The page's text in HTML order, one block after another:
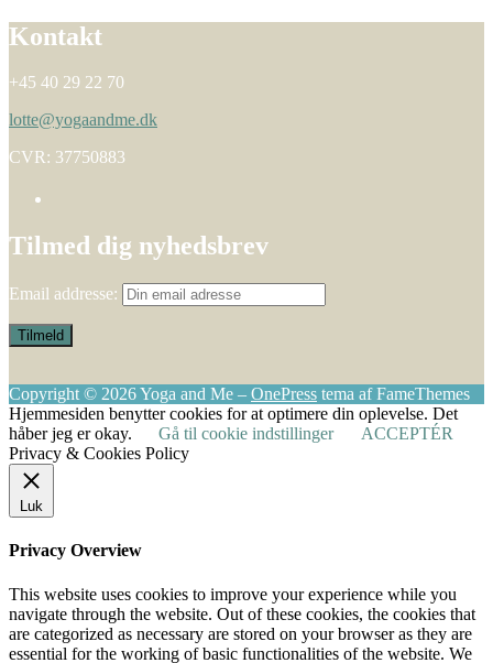
Kontakt
+45 40 29 22 70
lotte@yogaandme.dk
CVR: 37750883
Tilmed dig nyhedsbrev
Email addresse:
Copyright © 2026 Yoga and Me – OnePress tema af FameThemes
Hjemmesiden benytter cookies for at optimere din oplevelse. Det
håber jeg er okay.
Gå til cookie indstillinger
ACCEPTÉR
Privacy & Cookies Policy
Luk
Privacy Overview
This website uses cookies to improve your experience while you
navigate through the website. Out of these cookies, the cookies that
are categorized as necessary are stored on your browser as they are
essential for the working of basic functionalities of the website. We